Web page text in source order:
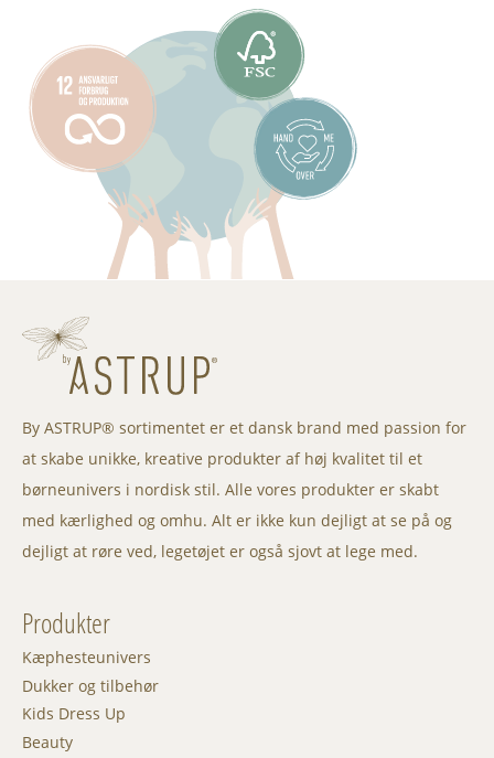
By ASTRUP® sortimentet er et dansk brand med passion for
at skabe unikke, kreative produkter af høj kvalitet til et
børneunivers i nordisk stil. Alle vores produkter er skabt
med kærlighed og omhu. Alt er ikke kun dejligt at se på og
dejligt at røre ved, legetøjet er også sjovt at lege med.
Produkter
Kæphesteunivers
Dukker og tilbehør
Kids Dress Up
Beauty